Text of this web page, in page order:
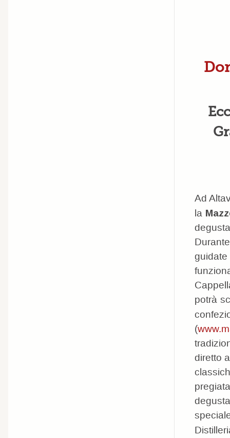
Ad
la
potrà
(
diretto